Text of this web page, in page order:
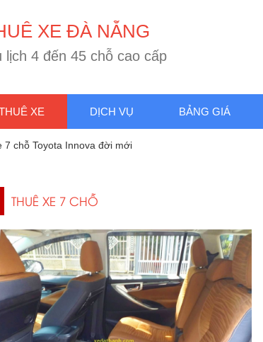
UÊ XE ĐÀ NẴNG
ịch 4 đến 45 chỗ cao cấp
XE DỊCH VỤ BẢNG GIÁ
7 chỗ Toyota Innova đời mới
THUÊ XE 7 CHỖ